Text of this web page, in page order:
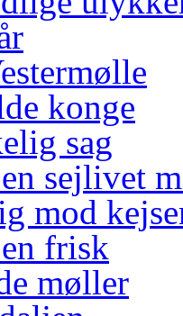
konge
sag
en sejlivet
mod
frisk
møller